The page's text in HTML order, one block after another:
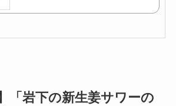
「岩下の新生姜サワーの